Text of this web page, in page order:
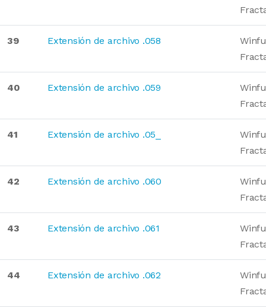
39 Extensión de archivo .058
40 Extensión de archivo .059
41 Extensión de archivo .05_
42 Extensión de archivo .060
43 Extensión de archivo .061
44 Extensión de archivo .062